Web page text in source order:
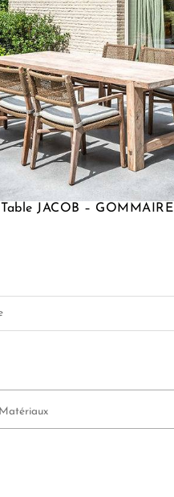
Table JACOB – GOMMAIRE